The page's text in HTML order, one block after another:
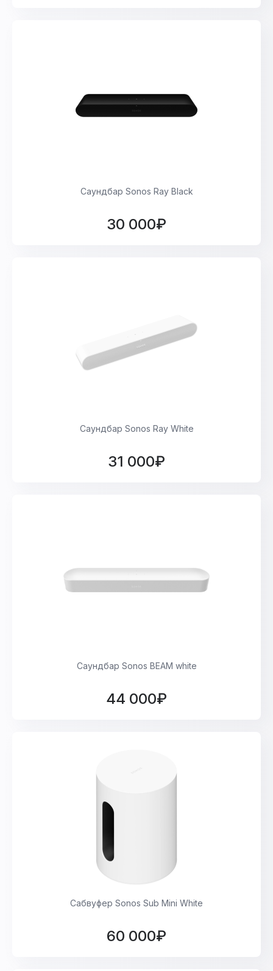
Саундбар Sonos Ray Black
30 000₽
Саундбар Sonos Ray White
31 000₽
Саундбар Sonos BEAM white
44 000₽
Сабвуфер Sonos Sub Mini White
60 000₽